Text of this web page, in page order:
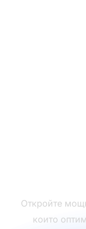
Откройте
които